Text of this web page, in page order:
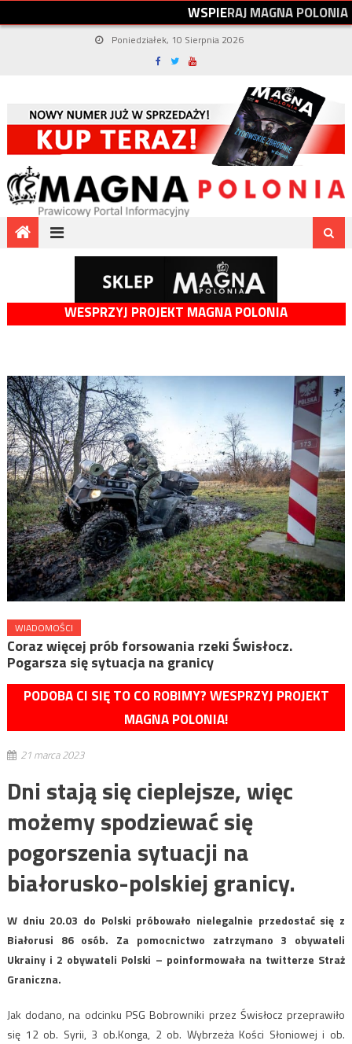
WSPIERAJMAGNAPOLONIA
Poniedziałek, 10 Sierpnia 2026
WESPRZYJ PROJEKT MAGNA POLONIA
WIADOMOŚCI
Coraz więcej prób forsowania rzeki Świsłocz.
Pogarsza się sytuacja na granicy
PODOBA CI SIĘ TO CO ROBIMY? WESPRZYJ PROJEKT
MAGNA POLONIA!
21 marca 2023
Dni stają się cieplejsze, więc
możemy spodziewać się
pogorszenia sytuacji na
białorusko-polskiej granicy.
W dniu 20.03 do Polski próbowało nielegalnie przedostać się z
Białorusi 86 osób. Za pomocnictwo zatrzymano 3 obywateli
Ukrainy i 2 obywateli Polski – poinformowała na twitterze Straż
Graniczna.
Jak dodano, na odcinku PSG Bobrowniki przez Świsłocz przeprawiło
się 12 ob. Syrii, 3 ob.Konga, 2 ob. Wybrzeża Kości Słoniowej i ob.